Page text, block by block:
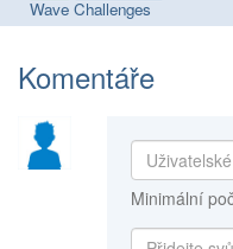
Wave Challenges
Komentáře
Minimální